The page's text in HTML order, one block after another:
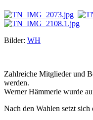
Bilder: WH
Zahlreiche Mitglieder und
werden.
Werner Hämmerle wurde
Nach den Wahlen setzt